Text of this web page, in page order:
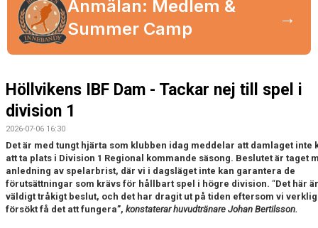
MEDLEMSKAP
KONTAKT
Anmälan: Medlem &
Summer Camp
→
Höllvikens IBF Dam - Tackar nej till spel i
division 1
2026-07-06 16:30
Det är med tungt hjärta som klubben idag meddelar att damlaget inte
att ta plats i Division 1 Regional kommande säsong. Beslutet är taget
anledning av spelarbrist, där vi i dagsläget inte kan garantera de
förutsättningar som krävs för hållbart spel i högre division. “Det här
väldigt tråkigt beslut, och det har dragit ut på tiden eftersom vi
försökt få det att fungera”, konstaterar huvudtränare Johan Bertilsson.